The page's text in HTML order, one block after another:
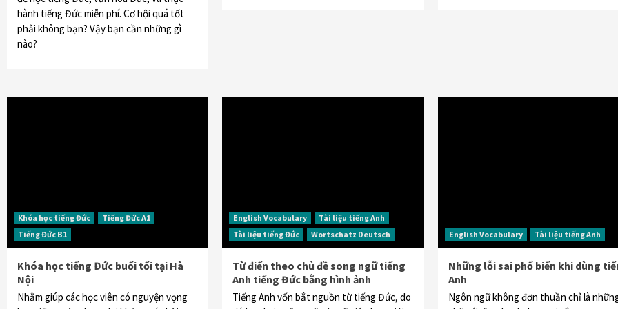
hành tiếng Đức miễn phí. Cơ hội quá tốt
phải không bạn? Vậy bạn cần những gì
nào?
Khóa học tiếng Đức
Tiếng Đức A1
Tiếng Đức B1
Khóa học tiếng Đức buổi tối tại Hà
Nội
Nhằm giúp các học viên có nguyện vọng
English Vocabulary
Tài liệu tiếng Anh
Tài liệu tiếng Đức
Wortschatz Deutsch
Từ điển theo chủ đề song ngữ tiếng
Anh tiếng Đức bằng hình ảnh
Tiếng Anh vốn bắt nguồn từ tiếng Đức, do
English Vocabulary Tài liệu tiếng Anh
Những lỗi sai phổ biến khi dùng
Anh
Ngôn ngữ không đơn thuần chỉ là